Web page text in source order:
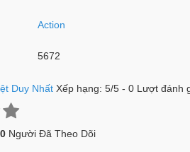
Action
5672
Duy Nhất Xếp hạng: 5/5- 0Lượt đánh
0Người Đã Theo Dõi